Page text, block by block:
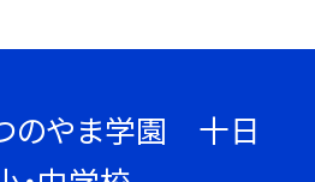
のやま学園 十日